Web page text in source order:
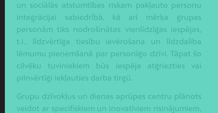
un sociālās atstumtības riskam pakļauto personu
integrācijai sabiedrībā, kā arī mērķa grupas
personām tiks nodrošinātas vienlīdzīgas iespējas,
t.i., līdzvērtīga tiesību ievērošana un līdzdalība
lēmumu pieņemšanā par personīgo dzīvi. Tāpat šo
cilvēku tuviniekiem būs iespēja atgriezties vai
pilnvērtīgi iekļauties darba tirgū.
Grupu dzīvokļus un dienas aprūpes centru plānots
veidot ar specifiskiem un inovatīviem risinājumiem,